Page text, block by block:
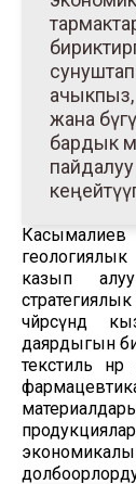
жана
бардык
казып
чөйрөсүндө
даярдыгын
текстиль